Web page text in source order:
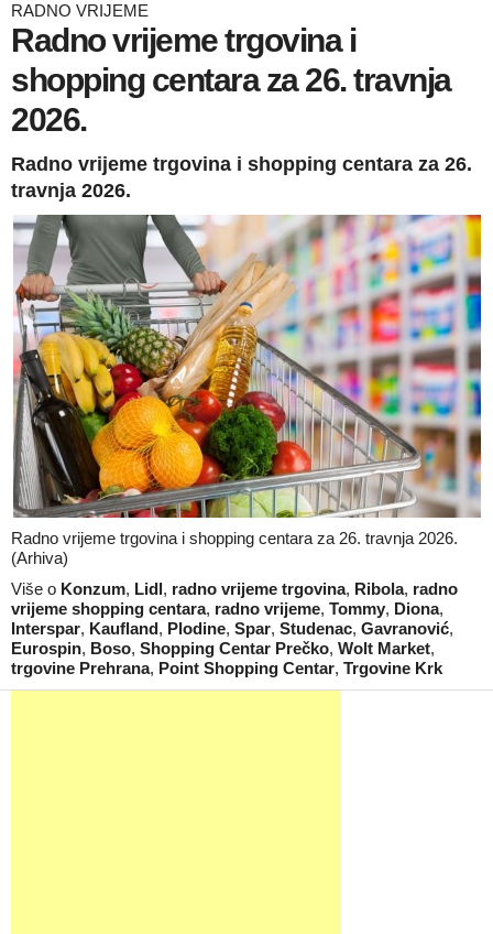
RADNO VRIJEME
Radno vrijeme trgovina i
shopping centara za 26. travnja
2026.
Radno vrijeme trgovina i shopping centara za 26.
travnja 2026.
Radno vrijeme trgovina i shopping centara za 26. travnja 2026.
(Arhiva)
Više o Konzum, Lidl, radno vrijeme trgovina, Ribola, radno
vrijeme shopping centara, radno vrijeme, Tommy, Diona,
Interspar, Kaufland, Plodine, Spar, Studenac, Gavranović,
Eurospin, Boso, Shopping Centar Prečko, Wolt Market,
trgovine Prehrana, Point Shopping Centar, Trgovine Krk